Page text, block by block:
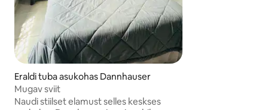
Eraldi tuba asukohas Dannhauser
Mugav sviit
Naudi stiilset elamust selles keskses